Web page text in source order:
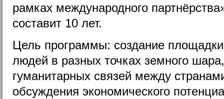
рамках международного
составит 10 лет.
Цель программы: создание площадки
людей в разных точках земного
гуманитарных связей между
обсуждения экономического